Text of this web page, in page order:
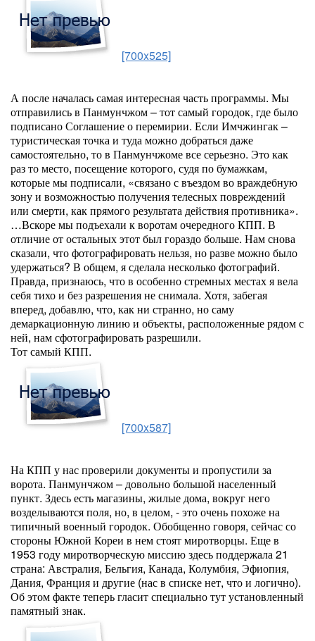
[700x525]
А после началась самая интересная часть программы. Мы
отправились в Панмунчжом – тот самый городок, где было
подписано Соглашение о перемирии. Если Имчжингак –
туристическая точка и туда можно добраться даже
самостоятельно, то в Панмунчжоме все серьезно. Это как
раз то место, посещение которого, судя по бумажкам,
которые мы подписали, «связано с въездом во враждебную
зону и возможностью получения телесных повреждений
или смерти, как прямого результата действия противника».
…Вскоре мы подъехали к воротам очередного КПП. В
отличие от остальных этот был гораздо больше. Нам снова
сказали, что фотографировать нельзя, но разве можно было
удержаться? В общем, я сделала несколько фотографий.
Правда, признаюсь, что в особенно стремных местах я вела
себя тихо и без разрешения не снимала. Хотя, забегая
вперед, добавлю, что, как ни странно, но саму
демаркационную линию и объекты, расположенные рядом с
ней, нам сфотографировать разрешили.
Тот самый КПП.
[700x587]
На КПП у нас проверили документы и пропустили за
ворота. Панмунчжом – довольно большой населенный
пункт. Здесь есть магазины, жилые дома, вокруг него
возделываются поля, но, в целом, - это очень похоже на
типичный военный городок. Обобщенно говоря, сейчас со
стороны Южной Кореи в нем стоят миротворцы. Еще в
1953 году миротворческую миссию здесь поддержала 21
страна: Австралия, Бельгия, Канада, Колумбия, Эфиопия,
Дания, Франция и другие (нас в списке нет, что и логично).
Об этом факте теперь гласит специально тут установленный
памятный знак.